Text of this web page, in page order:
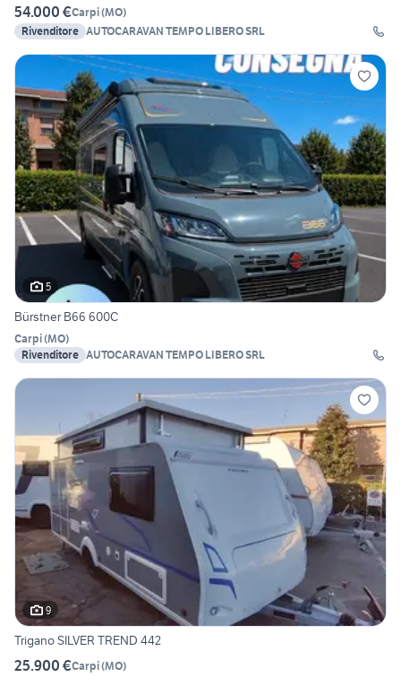
54.000 €Carpi(MO)
Rivenditore AUTOCARAVAN TEMPO LIBERO SRL
5
Bürstner B66 600C
Carpi(MO)
Rivenditore AUTOCARAVAN TEMPO LIBERO SRL
9
Trigano SILVER TREND 442
25.900 €Carpi(MO)